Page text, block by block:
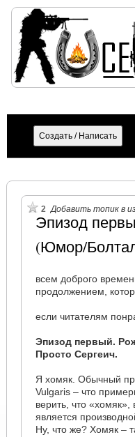
2 Добавить топик в
Эпизод
(Юмор/
всем доброго
продолжением,
если читателям
Эпизод первый.
Просто Сергеич.
Я хомяк. Обычный
Vulgaris – что
верить, что
является
Ну, что же? Хомяк –